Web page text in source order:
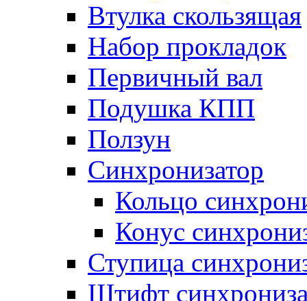
Втулка скользящая
Набор прокладок
Первичный вал
Подушка КПП
Ползун
Синхронизатор
Кольцо
Конус
Ступица
Штифт